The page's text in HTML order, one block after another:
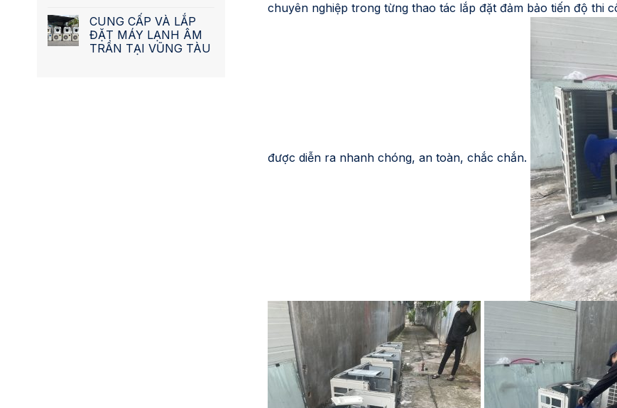
CUNG CẤP VÀ LẮP
ĐẶT MÁY LẠNH ÂM
TRẦN TẠI VŨNG TÀU
chuyên nghiệp trong từng thao tác lắp đặt đảm bảo tiến độ thi
được diễn ra nhanh chóng, an toàn, chắc chắn.